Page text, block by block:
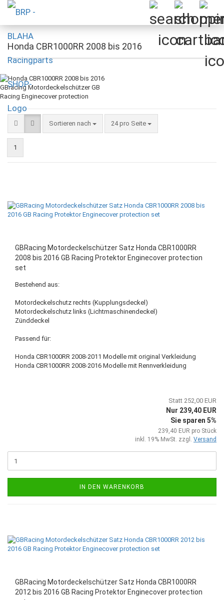
Honda CBR1000RR 2008 bis 2016
Sortieren nach
Sortieren nach 24 pro Seite
pro Seite
1
GBRacing Motordeckelschützer Satz Honda CBR1000RR
2008 bis 2016 GB Racing Protektor Enginecover protection
set
Bestehend aus:
Motordeckelschutz rechts (Kupplungsdeckel)
Motordeckelschutz links (Lichtmaschinendeckel)
Zünddeckel
Passend für:
Honda CBR1000RR 2008-2011 Modelle mit original Verkleidung
Honda CBR1000RR 2008-2016 Modelle mit Rennverkleidung
Statt 252,00 EUR
Nur 239,40 EUR
Sie sparen 5%
239,40 EUR pro Stück
inkl. 19% MwSt. zzgl. Versand
IN DEN WARENKORB
GBRacing Motordeckelschützer Satz Honda CBR1000RR
2012 bis 2016 GB Racing Protektor Enginecover protection